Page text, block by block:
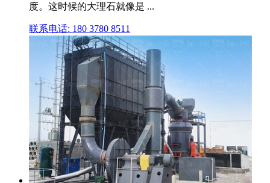
度。这时候的大理石就像是 ...
联系电话: 180 3780 8511